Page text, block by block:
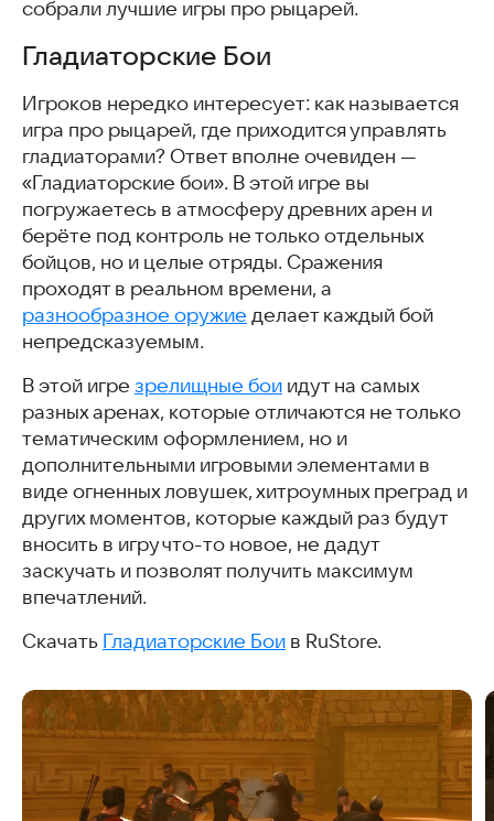
собрали лучшие игры про рыцарей.
Гладиаторские Бои
Игроков нередко интересует: как называется
игра про рыцарей, где приходится управлять
гладиаторами? Ответ вполне очевиден —
«Гладиаторские бои». В этой игре вы
погружаетесь в атмосферу древних арен и
берёте под контроль не только отдельных
бойцов, но и целые отряды. Сражения
проходят в реальном времени, а
разнообразное оружие делает каждый бой
непредсказуемым.
В этой игре зрелищные бои идут на самых
разных аренах, которые отличаются не только
тематическим оформлением, но и
дополнительными игровыми элементами в
виде огненных ловушек, хитроумных преград и
других моментов, которые каждый раз будут
вносить в игру что-то новое, не дадут
заскучать и позволят получить максимум
впечатлений.
Скачать Гладиаторские Бои в RuStore.